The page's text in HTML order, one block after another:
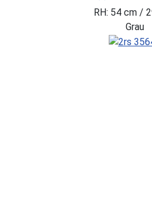
RH: 54 cm /
Grau